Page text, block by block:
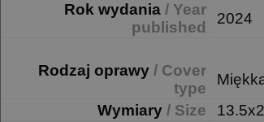
Rok wydania / Year
published
2024
Rodzaj oprawy / Cover
type
Wymiary / Size